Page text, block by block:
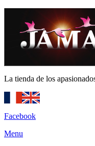
La tienda de los
Facebook
Menu